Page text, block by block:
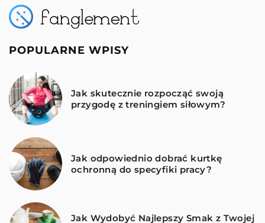
POPULARNE WPISY
Jak skutecznie rozpocząć swoją
przygodę z treningiem siłowym?
Jak odpowiednio dobrać kurtkę
ochronną do specyfiki pracy?
Jak Wydobyć Najlepszy Smak z Twojej